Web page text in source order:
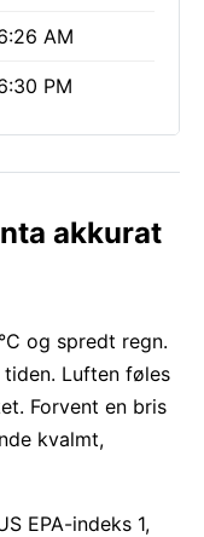
AM
PM
akkurat
og spredt regn.
Luften føles
Forvent en bris
kvalmt,
EPA-indeks 1,